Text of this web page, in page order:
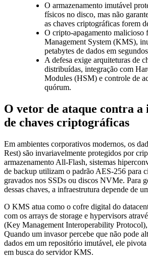
O armazenamento imutável
físicos no disco, mas não
as chaves criptográficas forem
O cripto-apagamento malicioso
Management System (KMS),
petabytes de dados em
A defesa exige arquiteturas de
distribuídas, integração com
Modules (HSM) e controle de
quórum.
O vetor de ataque contra
de chaves criptográficas
Em ambientes corporativos modernos, os
Rest) são invariavelmente protegidos por
armazenamento All-Flash, sistemas
de backup utilizam o padrão AES-256 para
gravados nos SSDs ou discos NVMe. Para
dessas chaves, a infraestrutura depende de
O KMS atua como o cofre digital do
com os arrays de storage e hypervisors
(Key Management Interoperability
Quando um invasor percebe que não pode
dados em um repositório imutável, ele pivota
em busca do servidor KMS.